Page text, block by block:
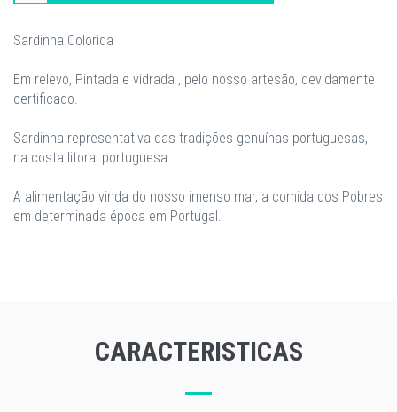
Sardinha Colorida
Em relevo, Pintada e vidrada , pelo nosso artesão, devidamente
certificado.
Sardinha representativa das tradições genuínas portuguesas,
na costa litoral portuguesa.
A alimentação vinda do nosso imenso mar, a comida dos Pobres
em determinada época em Portugal.
CARACTERISTICAS